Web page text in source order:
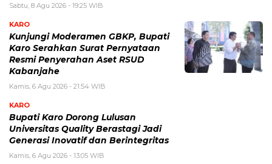
Sabtu, 8 Agu 2026 - 19:25 WIB
KARO
Kunjungi Moderamen GBKP, Bupati
Karo Serahkan Surat Pernyataan
Resmi Penyerahan Aset RSUD
Kabanjahe
Kamis, 6 Agu 2026 - 21:54 WIB
KARO
Bupati Karo Dorong Lulusan
Universitas Quality Berastagi Jadi
Generasi Inovatif dan Berintegritas
Kamis, 6 Agu 2026 - 13:05 WIB